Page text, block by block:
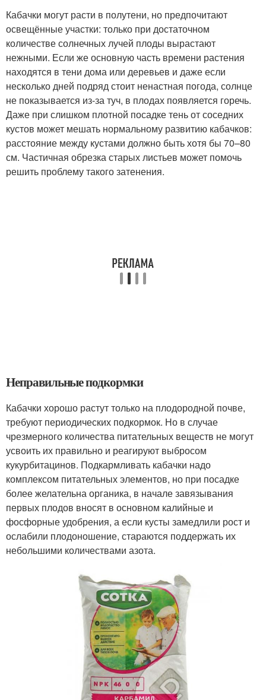
Кабачки могут расти в полутени, но предпочитают
освещённые участки: только при достаточном
количестве солнечных лучей плоды вырастают
нежными. Если же основную часть времени растения
находятся в тени дома или деревьев и даже если
несколько дней подряд стоит ненастная погода, солнце
не показывается из-за туч, в плодах появляется горечь.
Даже при слишком плотной посадке тень от соседних
кустов может мешать нормальному развитию кабачков:
расстояние между кустами должно быть хотя бы 70–80
см. Частичная обрезка старых листьев может помочь
решить проблему такого затенения.
Неправильные подкормки
Кабачки хорошо растут только на плодородной почве,
требуют периодических подкормок. Но в случае
чрезмерного количества питательных веществ не могут
усвоить их правильно и реагируют выбросом
кукурбитацинов. Подкармливать кабачки надо
комплексом питательных элементов, но при посадке
более желательна органика, в начале завязывания
первых плодов вносят в основном калийные и
фосфорные удобрения, а если кусты замедлили рост и
ослабили плодоношение, стараются поддержать их
небольшими количествами азота.